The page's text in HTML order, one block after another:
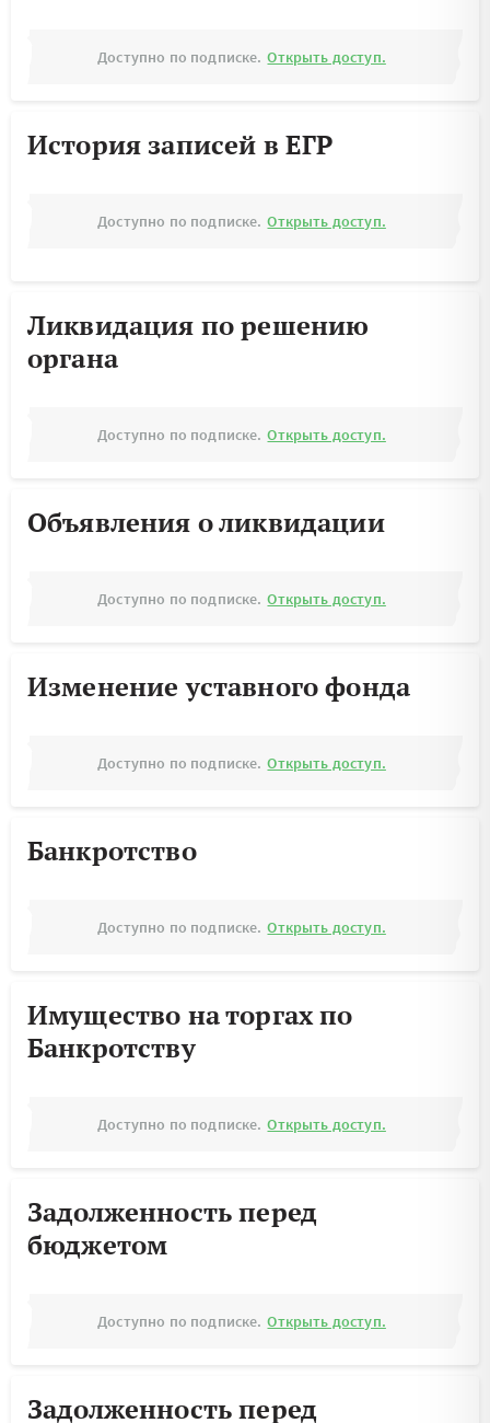
Доступно по подписке. Открыть доступ.
История записей в ЕГР
Доступно по подписке. Открыть доступ.
Ликвидация по решению
органа
Доступно по подписке. Открыть доступ.
Объявления о ликвидации
Доступно по подписке. Открыть доступ.
Изменение уставного фонда
Доступно по подписке. Открыть доступ.
Банкротство
Доступно по подписке. Открыть доступ.
Имущество на торгах по
Банкротству
Доступно по подписке. Открыть доступ.
Задолженность перед
бюджетом
Доступно по подписке. Открыть доступ.
Задолженность перед